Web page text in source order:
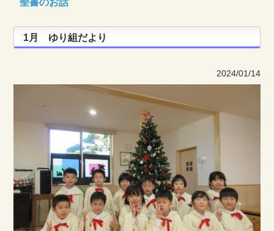
聖書のお話
1月 ゆり組だより
2024/01/14